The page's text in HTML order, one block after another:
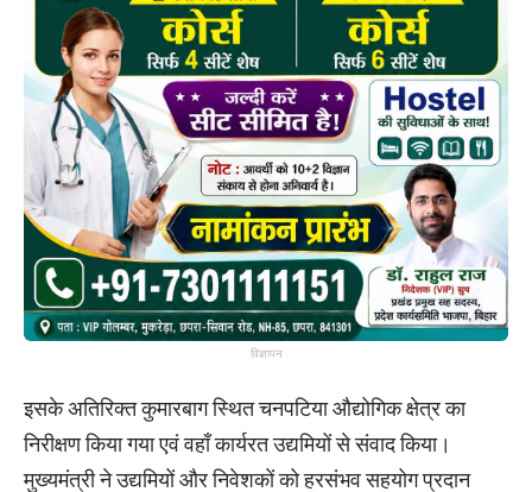
विज्ञापन
इसके अतिरिक्त कुमारबाग स्थित चनपटिया औद्योगिक क्षेत्र का
निरीक्षण किया गया एवं वहाँ कार्यरत उद्यमियों से संवाद किया।
मुख्यमंत्री ने उद्यमियों और निवेशकों को हरसंभव सहयोग प्रदान